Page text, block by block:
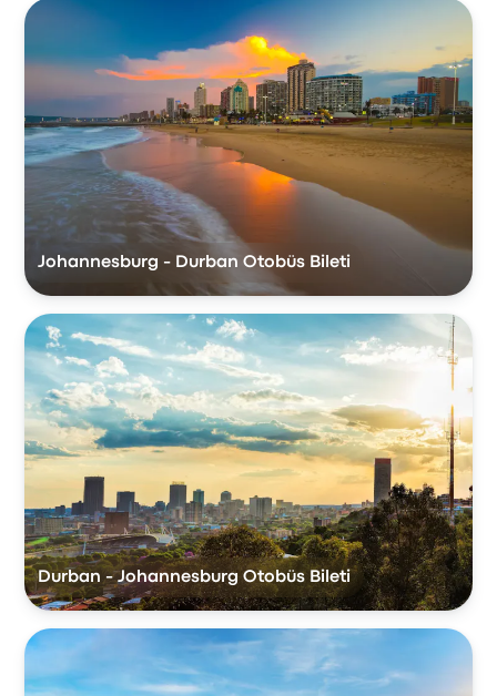
Johannesburg - Durban Otobüs Bileti
Durban - Johannesburg Otobüs Bileti